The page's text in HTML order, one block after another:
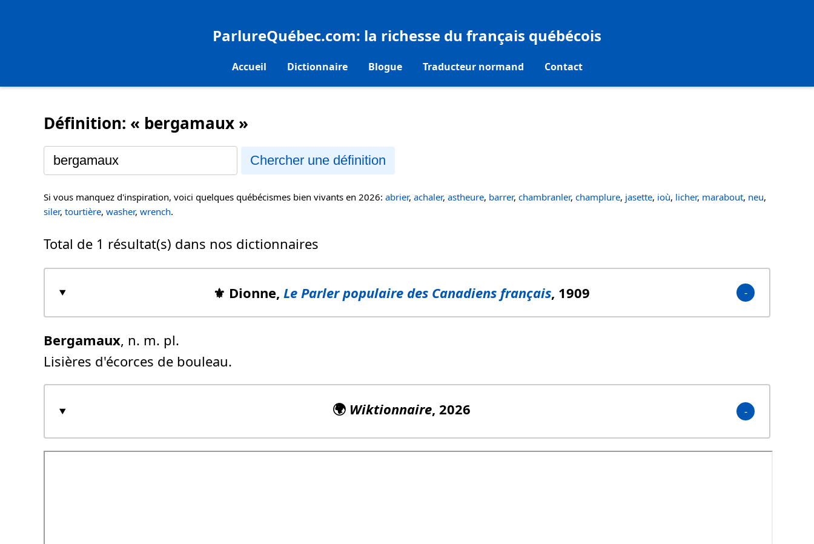
ParlureQuébec.com: la richesse du français québécois
Accueil Dictionnaire Blogue Traducteur normand Contact
Définition: « bergamaux »
Chercher une définition
Si vous manquez d'inspiration, voici quelques québécismes bien vivants en 2026: abrier, achaler, astheure, barrer, chambranler, champlure, jasette, ioù, licher, marabout, neu,
siler, tourtière, washer, wrench.
Total de 1 résultat(s) dans nos dictionnaires
⚜️ Dionne, Le Parler populaire des Canadiens français, 1909
Bergamaux, n. m. pl.
Lisières d'écorces de bouleau.
🌍 Wiktionnaire, 2026